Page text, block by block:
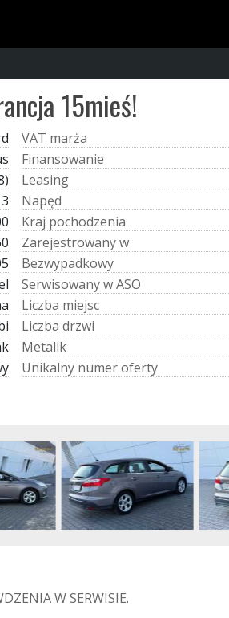
15mieś!
VAT marża
Finansowanie
Leasing
Napęd
Kraj pochodzenia
Zarejestrowanyw
Bezwypadkowy
SerwisowanywASO
Liczba miejsc
Liczba drzwi
Metalik
Unikalny numeroferty
W SERWISIE.